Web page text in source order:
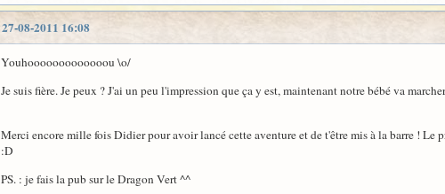
27-08-2011 16:08
Youhooooooooooooou \o/
Je suis fière. Je peux ? J'ai un peu l'impression que ça y est, maintenant notre bébé va
Merci encore mille fois Didier pour avoir lancé cette aventure et de t'être mis à la barre ! Le
:D
PS. : je fais la pub sur le Dragon Vert ^^